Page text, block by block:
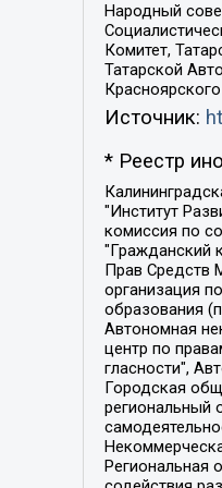
Народный
Комитет,
Татарской
Источник:
* Реестр
Калининградская региональная общественная организация "Экозащита!-Женсовет", Фонд содействия защите прав и свобод граждан "Общественный вердикт", Фонд "Институт Развития Свободы Информации", Частное учреждение "Информационное агентство МЕМО. РУ", Региональная общественная организация "Общественная комиссия по сохранению наследия академика Сахарова", Фонд поддержки свободы прессы, Санкт-Петербургская общественная правозащитная организация "Гражданский контроль", Межрегиональная общественная организация "Информационно-просветительский центр "Мемориал", Региональный Фонд "Центр Защиты Прав Средств Массовой Информации", с 05.12.2023 Фонд "Центр Защиты Прав Средств массовой информации", Региональная общественная благотворительная организация помощи беженцам и мигрантам "Гражданское содействие", Негосударственное образовательное учреждение дополнительного